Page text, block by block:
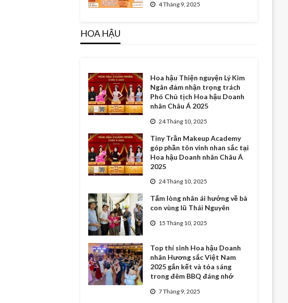
4 Tháng 9, 2025
HOA HẬU
Hoa hậu Thiện nguyện Lý Kim
Ngân đảm nhận trọng trách
Phó Chủ tịch Hoa hậu Doanh
nhân Châu Á 2025
24 Tháng 10, 2025
Tiny Trần Makeup Academy
góp phần tôn vinh nhan sắc tại
Hoa hậu Doanh nhân Châu Á
2025
24 Tháng 10, 2025
Tấm lòng nhân ái hướng về bà
con vùng lũ Thái Nguyên
15 Tháng 10, 2025
Top thí sinh Hoa hậu Doanh
nhân Hương sắc Việt Nam
2025 gắn kết và tỏa sáng
trong đêm BBQ đáng nhớ
7 Tháng 9, 2025